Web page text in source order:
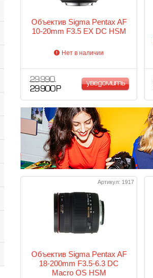
Объектив Sigma Pentax AF
10-20mm F3.5 EX DC HSM
Нет в наличии
29 990
29 900 Р
уведомить
Артикул: 1917
Объектив Sigma Pentax AF
18-200mm F3.5-6.3 DC
Macro OS HSM